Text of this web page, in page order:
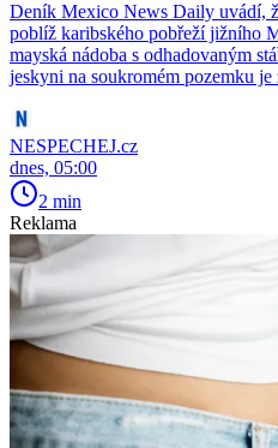
Deník Mexico News Daily uvádí,
poblíž karibského pobřeží jižního
mayská nádoba s odhadovaným
jeskyni na soukromém pozemku je
NESPECHEJ.cz
dnes, 05:00
2 min
Reklama